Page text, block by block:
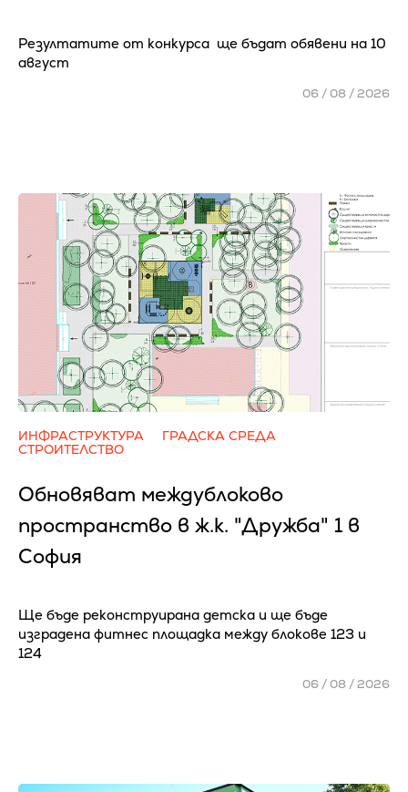
Резултатите от конкурса ще бъдат обявени на 10
август
06 / 08 / 2026
ИНФРАСТРУКТУРА
ГРАДСКА СРЕДА
СТРОИТЕЛСТВО
Обновяват междублоково
пространство в ж.к. "Дружба" 1 в
София
Ще бъде реконструирана детска и ще бъде
изградена фитнес площадка между блокове 123 и
124
06 / 08 / 2026